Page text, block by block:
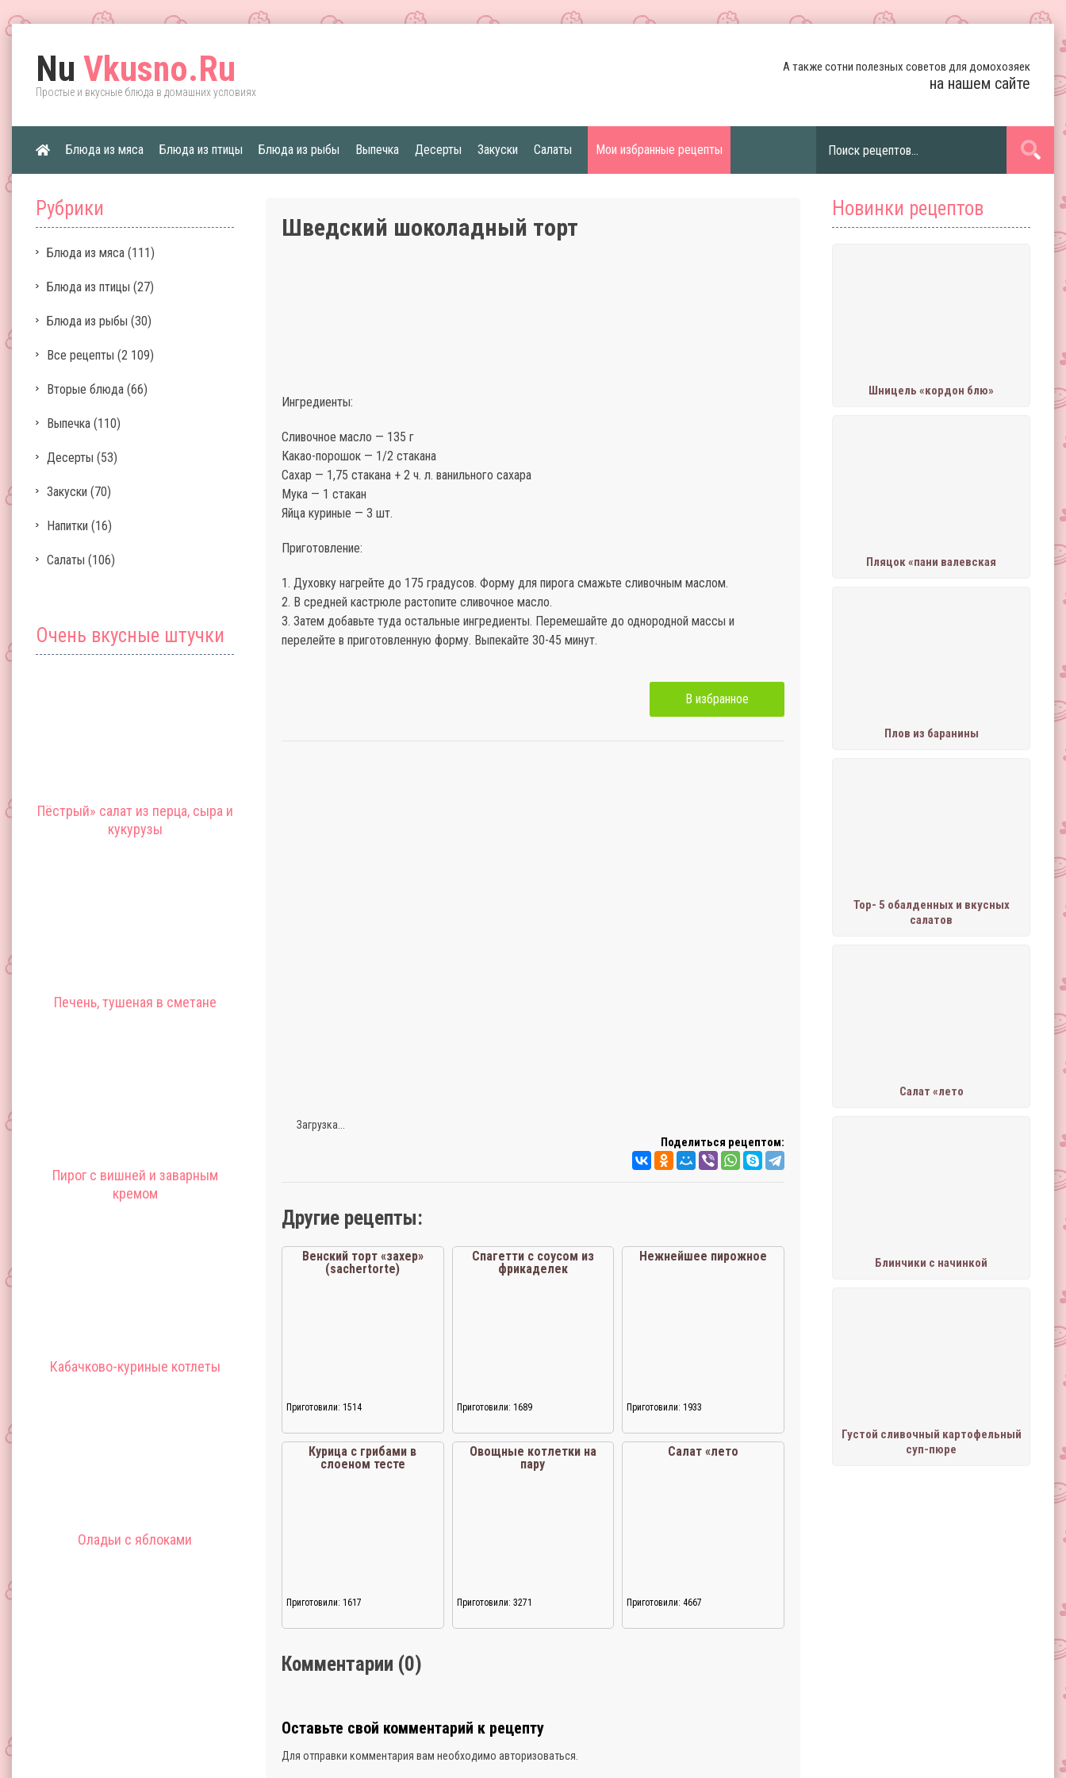
Nu Vkusno.Ru
Простые и вкусные блюда в домашних условиях
А также сотни полезных советов для домохозяек
на нашем сайте
Блюда из мяса Блюда из птицы Блюда из рыбы Выпечка Десерты Закуски Салаты Мои избранные рецепты
Рубрики
Блюда из мяса (111)
Блюда из птицы (27)
Блюда из рыбы (30)
Все рецепты (2 109)
Вторые блюда (66)
Выпечка (110)
Десерты (53)
Закуски (70)
Напитки (16)
Салаты (106)
Очень вкусные штучки
Пёстрый» салат из перца, сыра и
кукурузы
Печень, тушеная в сметане
Пирог с вишней и заварным
кремом
Кабачково-куриные котлеты
Оладьи с яблоками
Новинки рецептов
Шницель «кордон блю»
Пляцок «пани валевская
Плов из баранины
Тор- 5 обалденных и вкусных
салатов
Салат «лето
Блинчики с начинкой
Густой сливочный картофельный
суп-пюре
Шведский шоколадный торт
Ингредиенты:
Сливочное масло — 135 г
Какао-порошок — 1/2 стакана
Сахар — 1,75 стакана + 2 ч. л. ванильного сахара
Мука — 1 стакан
Яйца куриные — 3 шт.
Приготовление:
1. Духовку нагрейте до 175 градусов. Форму для пирога смажьте сливочным маслом.
2. В средней кастрюле растопите сливочное масло.
3. Затем добавьте туда остальные ингредиенты. Перемешайте до однородной массы и
перелейте в приготовленную форму. Выпекайте 30-45 минут.
В избранное
Загрузка...
Поделиться рецептом:
Другие рецепты:
Венский торт «захер»
(sachertorte)
Приготовили: 1514
Спагетти с соусом из
фрикаделек
Приготовили: 1689
Нежнейшее пирожное
Приготовили: 1933
Курица с грибами в
слоеном тесте
Приготовили: 1617
Овощные котлетки на
пару
Приготовили: 3271
Салат «лето
Приготовили: 4667
Комментарии (0)
Оставьте свой комментарий к рецепту
Для отправки комментария вам необходимо авторизоваться